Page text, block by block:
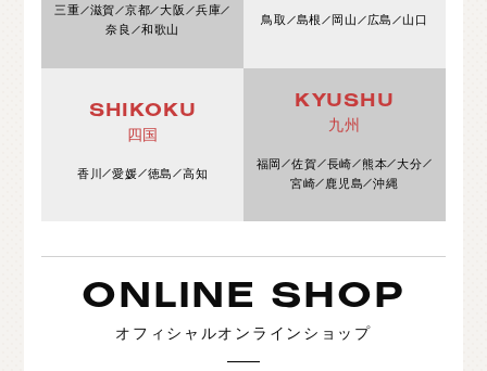
三重 滋賀 京都 大阪
兵庫
奈良
和歌山
鳥取 島根 岡山 広島 山口
SHIKOKU
四国
香川 愛媛 徳島 高知
KYUSHU
九州
福岡 佐賀 長崎 熊本
大分
宮崎
鹿児島 沖縄
ONLINE SHOP
オフィシャルオンラインショップ